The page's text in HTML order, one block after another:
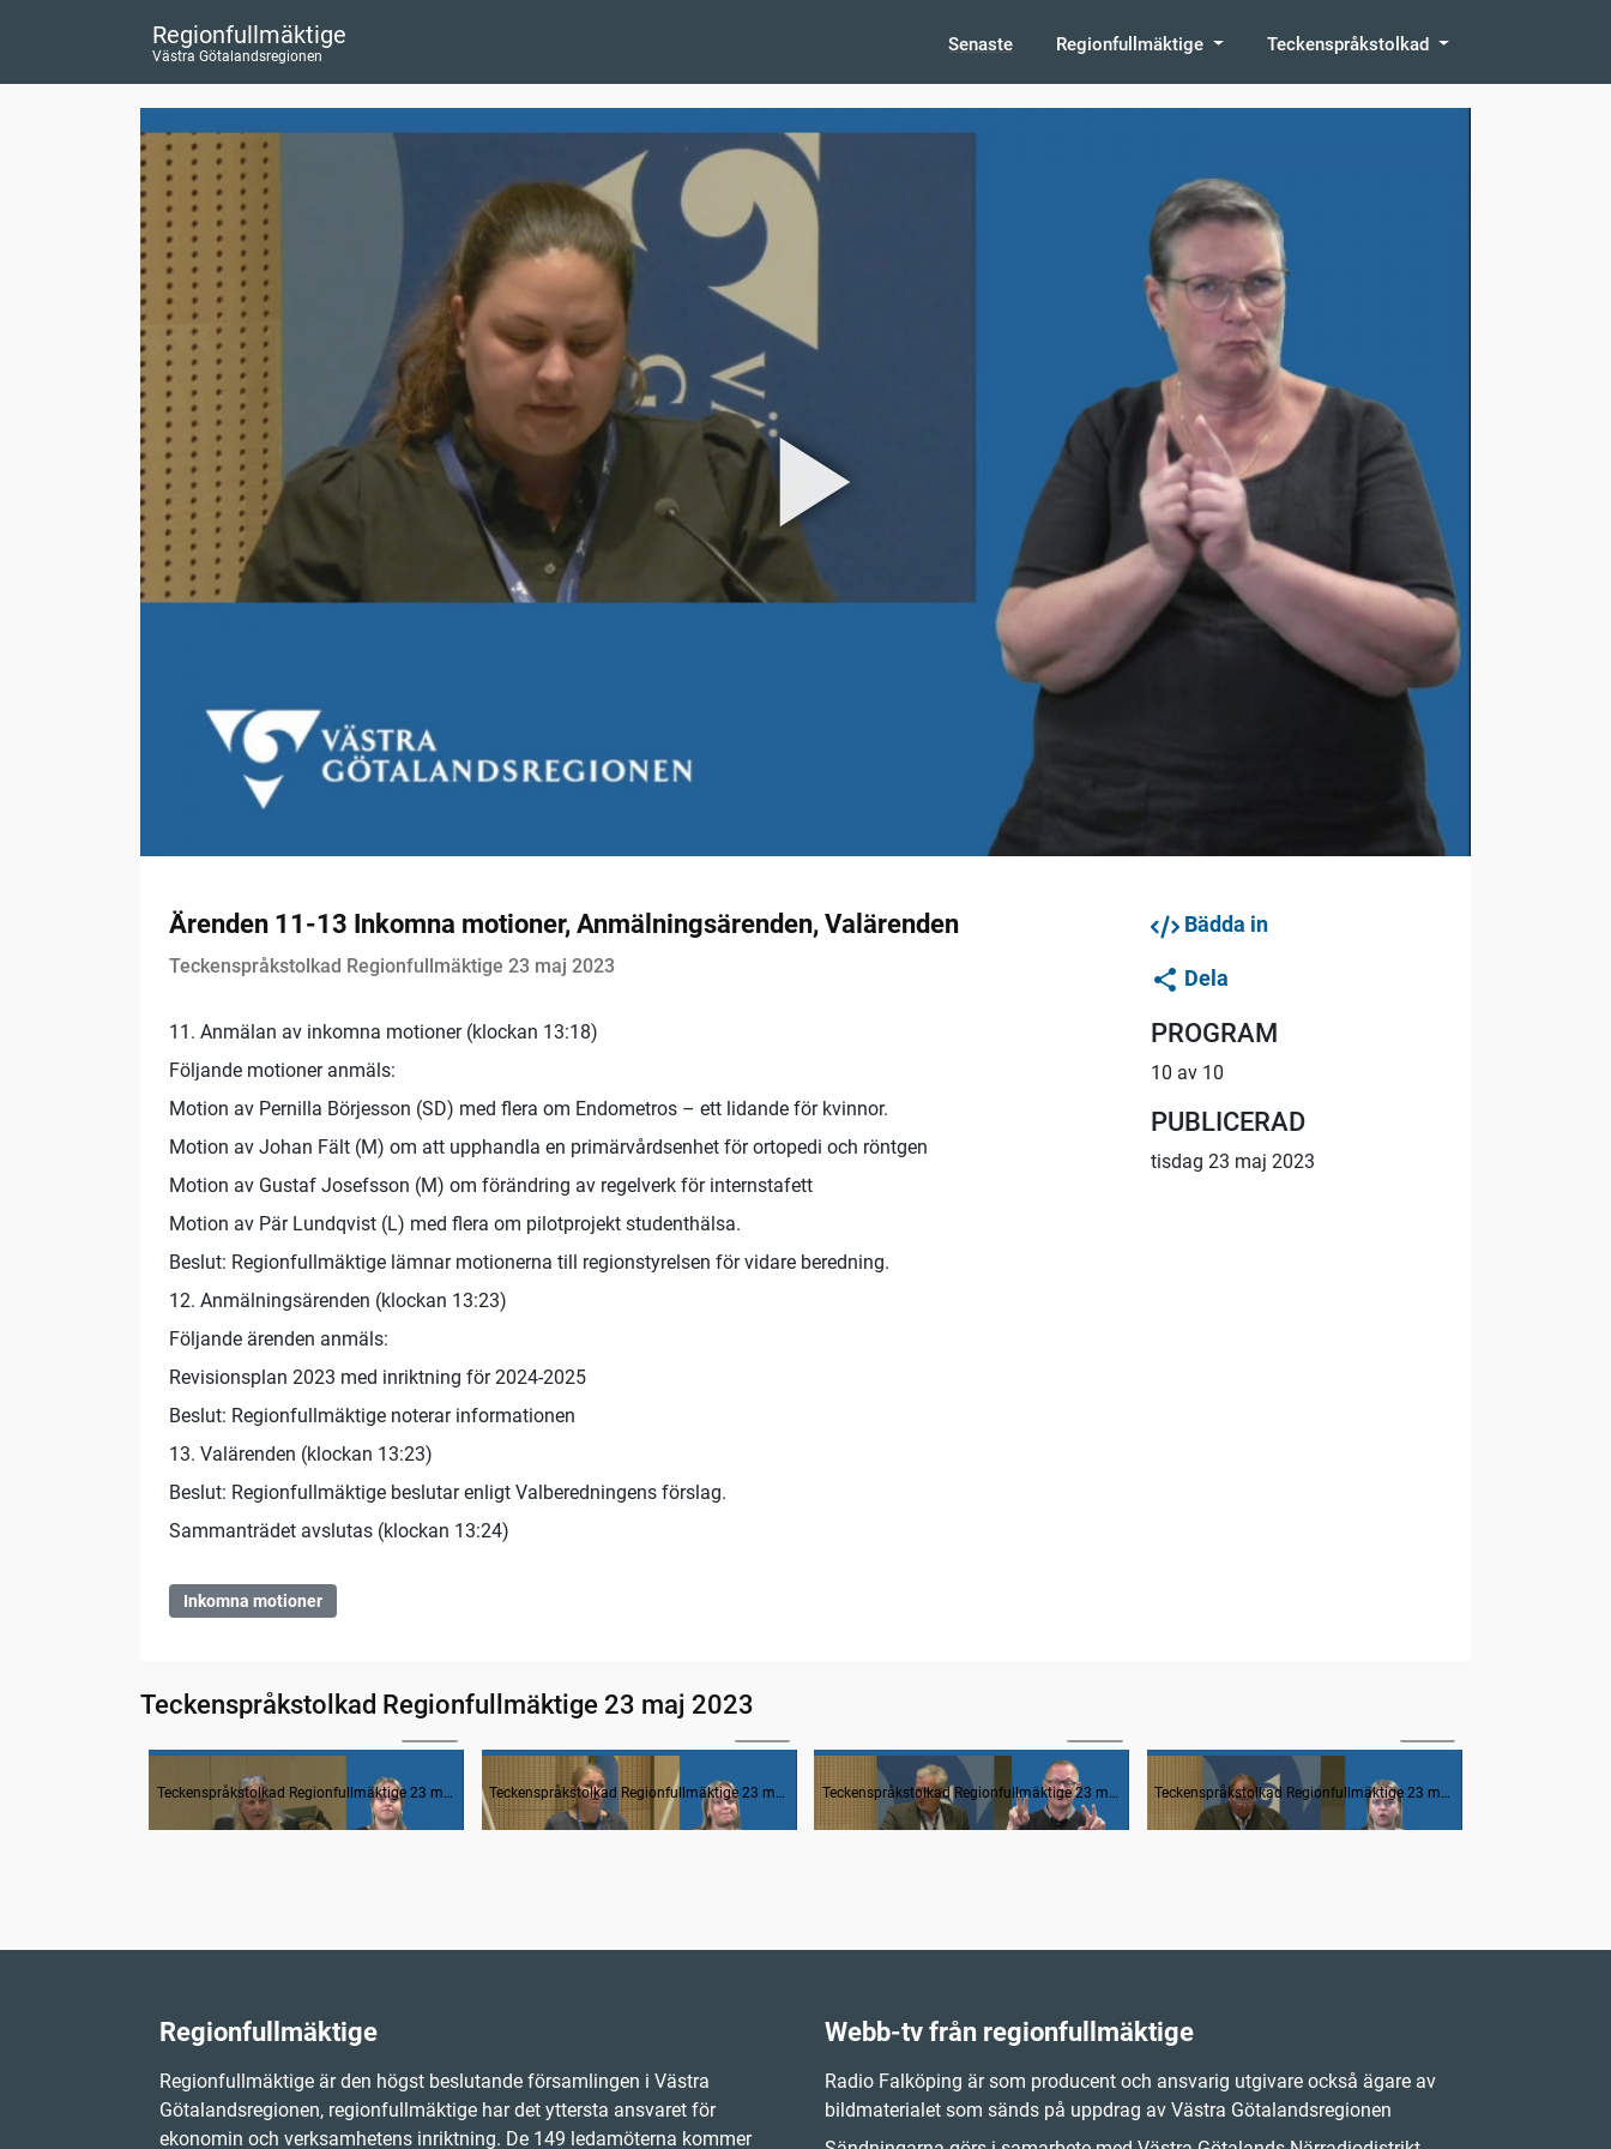
Regionfullmäktige
Västra Götalandsregionen
Senaste Regionfullmäktige Teckenspråkstolkad
Ärenden 11-13 Inkomna motioner, Anmälningsärenden, Valärenden
Teckenspråkstolkad Regionfullmäktige 23 maj 2023
11. Anmälan av inkomna motioner (klockan 13:18)
Följande motioner anmäls:
Motion av Pernilla Börjesson (SD) med flera om Endometros – ett lidande för kvinnor.
Motion av Johan Fält (M) om att upphandla en primärvårdsenhet för ortopedi och röntgen
Motion av Gustaf Josefsson (M) om förändring av regelverk för internstafett
Motion av Pär Lundqvist (L) med flera om pilotprojekt studenthälsa.
Beslut: Regionfullmäktige lämnar motionerna till regionstyrelsen för vidare beredning.
12. Anmälningsärenden (klockan 13:23)
Följande ärenden anmäls:
Revisionsplan 2023 med inriktning för 2024-2025
Beslut: Regionfullmäktige noterar informationen
13. Valärenden (klockan 13:23)
Beslut: Regionfullmäktige beslutar enligt Valberedningens förslag.
Sammanträdet avslutas (klockan 13:24)
Inkomna motioner
Bädda in
Dela
PROGRAM
10 av 10
PUBLICERAD
tisdag 23 maj 2023
Teckenspråkstolkad Regionfullmäktige 23 maj 2023
1. Mötets öppnande
Teckenspråkstolkad Regionfullmäktige 23 maj 2023
2. Frågestund
Teckenspråkstolkad Regionfullmäktige 23 maj 2023 Teckenspråkstolkad Regionfullmäktige 23 maj 2023 Teckenspråkstolkad Regionfullmäktige 23 maj 2023
Regionfullmäktige
Regionfullmäktige är den högst beslutande församlingen i Västra
Götalandsregionen, regionfullmäktige har det yttersta ansvaret för
ekonomin och verksamhetens inriktning. De 149 ledamöterna kommer
Webb-tv från regionfullmäktige
Radio Falköping är som producent och ansvarig utgivare också ägare av
bildmaterialet som sänds på uppdrag av Västra Götalandsregionen